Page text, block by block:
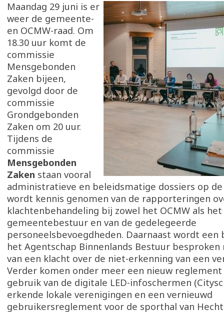
Maandag 29 juni is er
weer de gemeente-
en OCMW-raad. Om
18.30 uur komt de
commissie
Mensgebonden
Zaken bijeen,
gevolgd door de
commissie
Grondgebonden
Zaken om 20 uur.
Tijdens de
commissie
Mensgebonden
Zaken staan vooral
administratieve en beleidsmatige dossiers op de
wordt kennis genomen van de rapporteringen
klachtenbehandeling bij zowel het OCMW als het
gemeentebestuur en van de gedelegeerde
personeelsbevoegdheden. Daarnaast wordt een
het Agentschap Binnenlands Bestuur besproken
van een klacht over de niet-erkenning van een
Verder komen onder meer een nieuw
gebruik van de digitale LED-infoschermen
erkende lokale verenigingen en een vernieuwd
gebruikersreglement voor de sporthal van